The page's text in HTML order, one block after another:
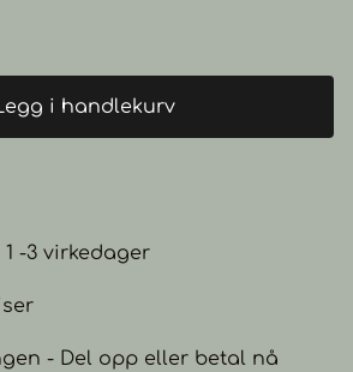
For alle hårtyper
Masserer hodebunn Løser opp floker
i handlekurv
-3 virkedager
- Del opp eller betal nå